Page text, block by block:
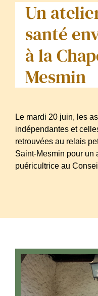
Un
santé
à la
Mesmin
Le mardi 20 juin, les
indépendantes et
retrouvées au relais
Saint-Mesmin pour un
puéricultrice au